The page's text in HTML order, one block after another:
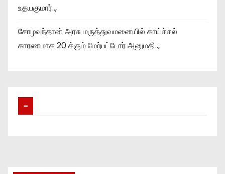
உதயகுமார்..,
சோழவந்தான் அரசு மருத்துவமனையில் காய்ச்சல்
காரணமாக 20 க்கும் மேற்பட்டோர் அனுமதி..,
–